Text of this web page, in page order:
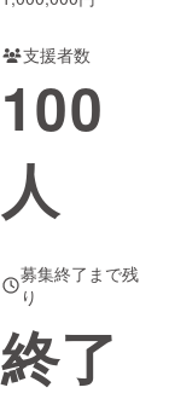
支援者数
100
人
募集終了まで残
り
終了